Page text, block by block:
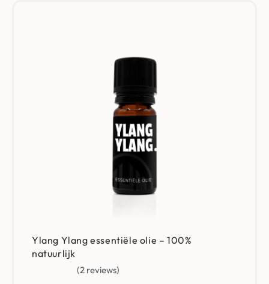
Ylang Ylang essentiële olie – 100%
natuurlijk
2 reviews